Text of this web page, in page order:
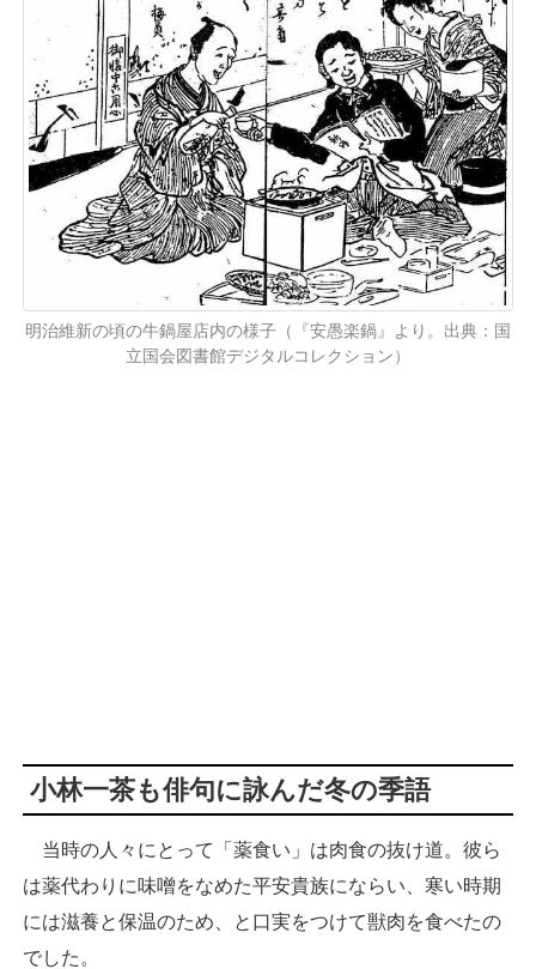
明治維新の頃の牛鍋屋店内の様子（『安愚楽鍋』より。出典：国
立国会図書館デジタルコレクション）
小林一茶も俳句に詠んだ冬の季語
当時の人々にとって「薬食い」は肉食の抜け道。彼ら
は薬代わりに味噌をなめた平安貴族にならい、寒い時期
には滋養と保温のため、と口実をつけて獣肉を食べたの
でした。